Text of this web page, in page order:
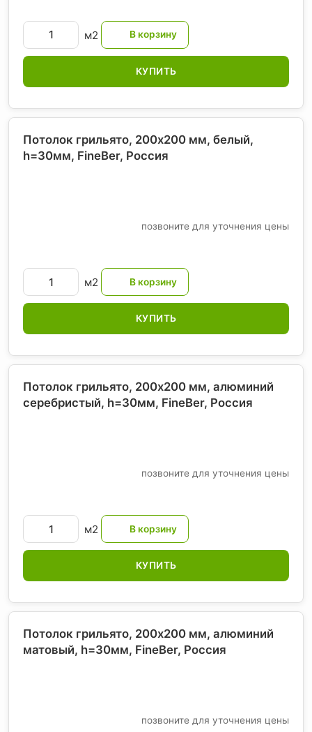
м2
КУПИТЬ
Потолок грильято, 200х200 мм, белый,
h=30мм, FineBer, Россия
позвоните для уточнения цены
м2
КУПИТЬ
Потолок грильято, 200х200 мм, алюминий
серебристый, h=30мм, FineBer, Россия
позвоните для уточнения цены
м2
КУПИТЬ
Потолок грильято, 200х200 мм, алюминий
матовый, h=30мм, FineBer, Россия
позвоните для уточнения цены